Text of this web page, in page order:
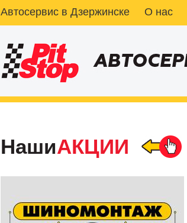
Автосервис в Дзержинске О нас
НашиАКЦИИ